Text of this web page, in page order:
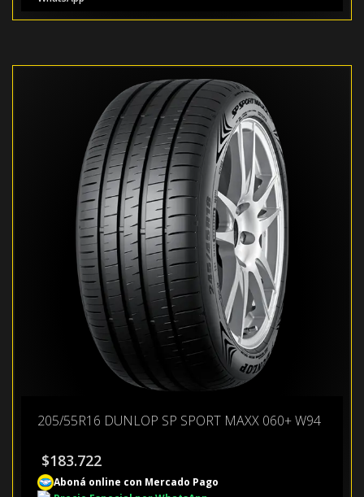
205/55R16 DUNLOP SP SPORT MAXX 060+ W94
$183.722
Aboná online con Mercado Pago